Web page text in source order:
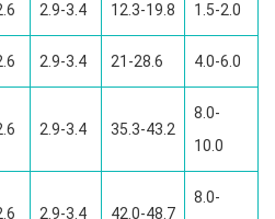
2.9-3.4 12.3-19.8 1.5-2.0
2.9-3.4 21-28.6 4.0-6.0
2.9-3.4 35.3-43.2
8.0-
10.0
2.9-3.4 42.0-48.7
8.0-